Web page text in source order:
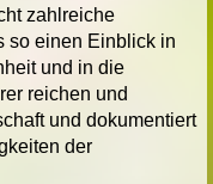
zahlreiche
so einen Einblick in
und in die
reichen und
und dokumentiert
der